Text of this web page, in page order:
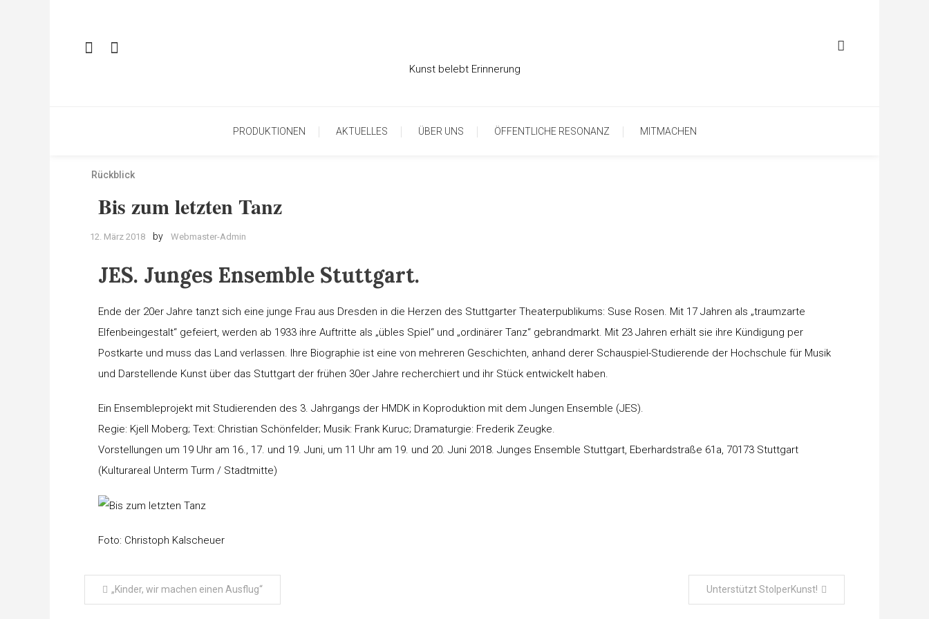
Kunst belebt Erinnerung
PRODUKTIONEN AKTUELLES ÜBER UNS ÖFFENTLICHE RESONANZ MITMACHEN
Rückblick
Bis zum letzten Tanz
12. März 2018 by Webmaster-Admin
JES. Junges Ensemble Stuttgart.
Ende der 20er Jahre tanzt sich eine junge Frau aus Dresden in die Herzen des Stuttgarter Theaterpublikums: Suse Rosen. Mit 17 Jahren als „traumzarte
Elfenbeingestalt“ gefeiert, werden ab 1933 ihre Auftritte als „übles Spiel“ und „ordinärer Tanz“ gebrandmarkt. Mit 23 Jahren erhält sie ihre Kündigung per
Postkarte und muss das Land verlassen. Ihre Biographie ist eine von mehreren Geschichten, anhand derer Schauspiel-Studierende der Hochschule für Musik
und Darstellende Kunst über das Stuttgart der frühen 30er Jahre recherchiert und ihr Stück entwickelt haben.
Ein Ensembleprojekt mit Studierenden des 3. Jahrgangs der HMDK in Koproduktion mit dem Jungen Ensemble (JES).
Regie: Kjell Moberg; Text: Christian Schönfelder; Musik: Frank Kuruc; Dramaturgie: Frederik Zeugke.
Vorstellungen um 19 Uhr am 16., 17. und 19. Juni, um 11 Uhr am 19. und 20. Juni 2018. Junges Ensemble Stuttgart, Eberhardstraße 61a, 70173 Stuttgart
(Kulturareal Unterm Turm / Stadtmitte)
Foto: Christoph Kalscheuer
Beitragsnavigation
„Kinder, wir machen einen Ausflug“ Unterstützt StolperKunst!